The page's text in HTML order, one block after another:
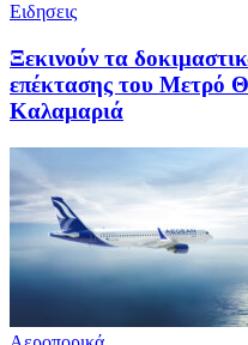
Ειδησεις
Ξεκινούν τα
επέκτασης του Μετρό
Καλαμαριά